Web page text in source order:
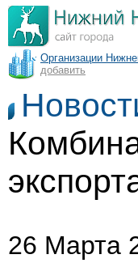
Организации
добавить
26 Марта